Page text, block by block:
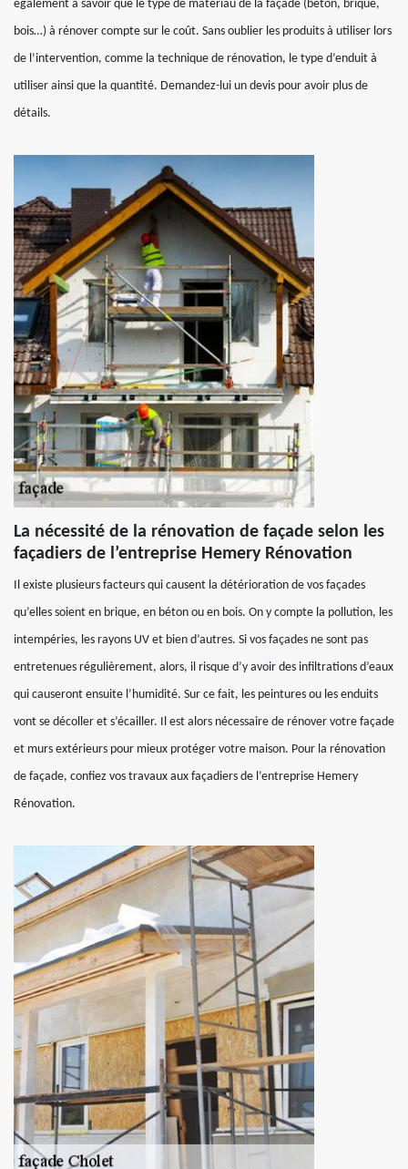
également à savoir que le type de matériau de la façade (béton, brique,
bois…) à rénover compte sur le coût. Sans oublier les produits à utiliser lors
de l’intervention, comme la technique de rénovation, le type d’enduit à
utiliser ainsi que la quantité. Demandez-lui un devis pour avoir plus de
détails.
La nécessité de la rénovation de façade selon les
façadiers de l’entreprise Hemery Rénovation
Il existe plusieurs facteurs qui causent la détérioration de vos façades
qu’elles soient en brique, en béton ou en bois. On y compte la pollution, les
intempéries, les rayons UV et bien d’autres. Si vos façades ne sont pas
entretenues régulièrement, alors, il risque d’y avoir des infiltrations d’eaux
qui causeront ensuite l’humidité. Sur ce fait, les peintures ou les enduits
vont se décoller et s’écailler. Il est alors nécessaire de rénover votre façade
et murs extérieurs pour mieux protéger votre maison. Pour la rénovation
de façade, confiez vos travaux aux façadiers de l’entreprise Hemery
Rénovation.